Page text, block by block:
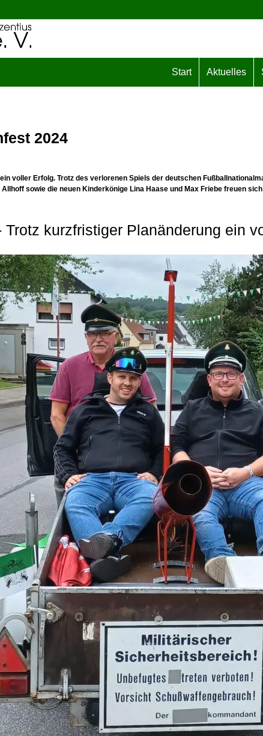
Start Aktuelles
2024
voller Erfolg. Trotz des verlorenen Spiels der deutschen
sowie die neuen Kinderkönige Lina Haase und Max Friebe freuen
Trotz kurzfristiger Planänderung ein